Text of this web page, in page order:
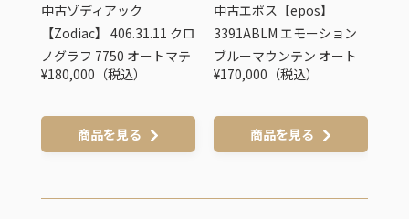
中古ゾディアック
【Zodiac】 406.31.11 クロ
ノグラフ 7750 オートマテ
ィック OH済
¥180,000（税込）
商品を見る
中古エポス【epos】
3391ABLM エモーション
ブルーマウンテン オート
マティック トリプルカレ
¥170,000（税込）
商品を見る